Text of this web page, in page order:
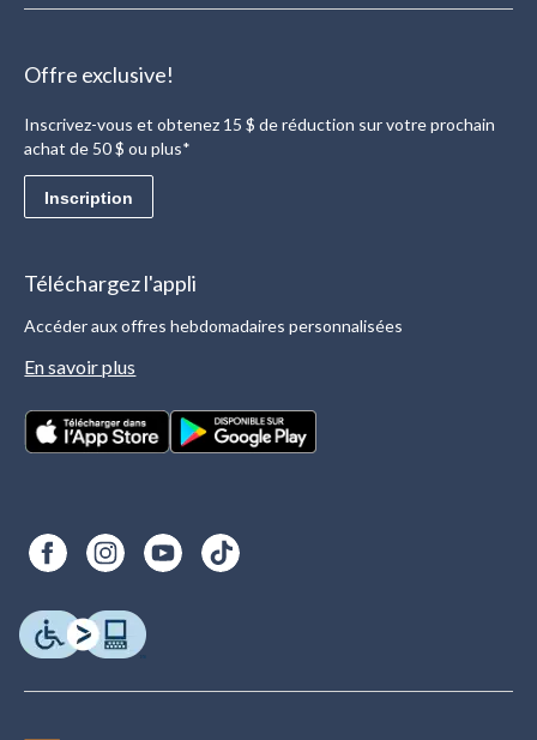
Offre exclusive!
Inscrivez-vous et obtenez 15 $ de réduction sur votre prochain
achat de 50 $ ou plus*
Inscription
Téléchargez l'appli
Accéder aux offres hebdomadaires personnalisées
En savoir plus